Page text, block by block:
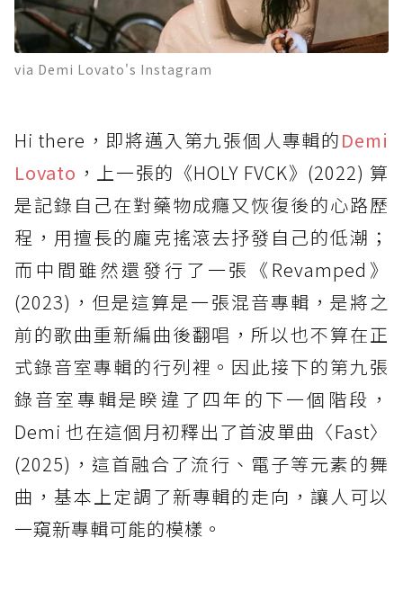
via Demi Lovato's Instagram
Hi there，即將邁入第九張個人專輯的Demi
Lovato ，上一張的《HOLY FVCK》(2022) 算
是記錄自己在對藥物成癮又恢復後的心路歷
程，用擅長的龐克搖滾去抒發自己的低潮；
而中間雖然還發行了一張《Revamped》
(2023)，但是這算是一張混音專輯，是將之
前的歌曲重新編曲後翻唱，所以也不算在正
式錄音室專輯的行列裡。因此接下的第九張
錄音室專輯是睽違了四年的下一個階段，
Demi 也在這個月初釋出了首波單曲〈Fast〉
(2025)，這首融合了流行、電子等元素的舞
曲，基本上定調了新專輯的走向，讓人可以
一窺新專輯可能的模樣。